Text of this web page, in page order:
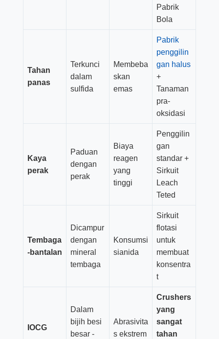
Pabrik
Bola
Tahan
panas
Terkunci
dalam
sulfida
Membeba
skan
emas
Pabrik
penggilin
gan halus
+
Tanaman
pra-
oksidasi
Kaya
perak
Paduan
dengan
perak
Biaya
reagen
yang
tinggi
Penggilin
gan
standar +
Sirkuit
Leach
Teted
Tembaga
-bantalan
Dicampur
dengan
mineral
tembaga
Konsumsi
sianida
Sirkuit
flotasi
untuk
membuat
konsentra
t
IOCG
Dalam
bijih besi
besar -
Abrasivita
s ekstrem
Crushers
yang
sangat
tahan